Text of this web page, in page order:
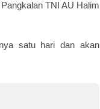
TNI AU Halim
satu hari dan akan